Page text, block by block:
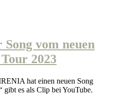
vom neuen
2023
hat einen neuen Song
gibt es als Clip bei YouTube.